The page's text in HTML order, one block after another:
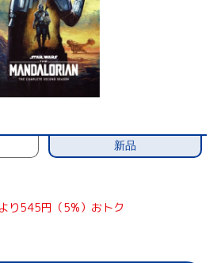
新品
り545円（5%）おトク